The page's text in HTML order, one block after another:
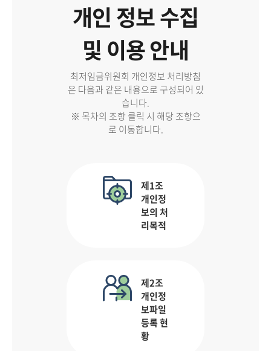
개인 정보 수집
및 이용 안내
최저임금위원회 개인정보 처리방침
은 다음과 같은 내용으로 구성되어 있
습니다.
※ 목차의 조항 클릭 시 해당 조항으
로 이동합니다.
제1조
개인정
보의 처
리목적
제2조
개인정
보파일
등록 현
황